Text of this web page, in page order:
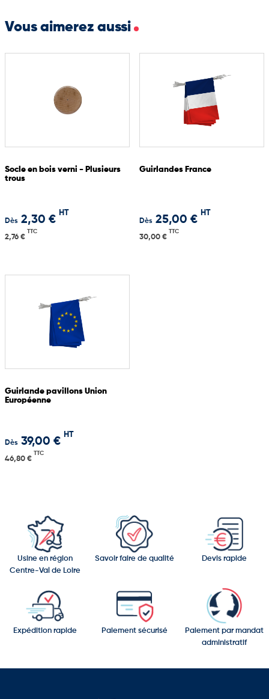
Vous aimerez aussi
Socle en bois verni - Plusieurs
trous
Dès 2,30 €
HT
2,76 €
TTC
Guirlandes France
Dès 25,00 €
HT
30,00 €
TTC
Guirlande pavillons Union
Européenne
Dès 39,00 €
HT
46,80 €
TTC
Usine en région
Centre-Val de Loire
Savoir faire de qualité Devis rapide
Expédition rapide Paiement sécurisé
Paiement par mandat
administratif